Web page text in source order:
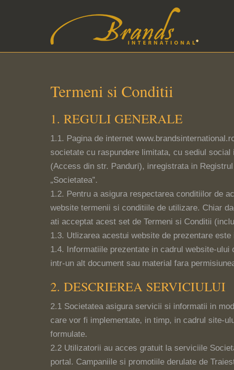
Termeni si Conditii
1. REGULI GENERALE
1.1. Pagina de internet
societate cu raspundere limitata, cu sediul
(Access din str. Panduri), inregistrata in
„Societatea”.
1.2. Pentru a asigura respectarea conditiilor de
website termenii si conditiile de utilizare. Chiar
ati acceptat acest set de Termeni si Conditii
1.3. Utlizarea acestui website de prezentare
1.4. Informatiile prezentate in cadrul website-
intr-un alt document sau material fara
2. DESCRIEREA SERVICIULUI
2.1 Societatea asigura servicii si informatii in
care vor fi implementate, in timp, in cadrul site-
formulate.
2.2 Utilizatorii au acces gratuit la serviciile
portal. Campaniile si promotiile derulate de